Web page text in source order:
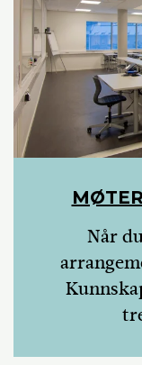
Når